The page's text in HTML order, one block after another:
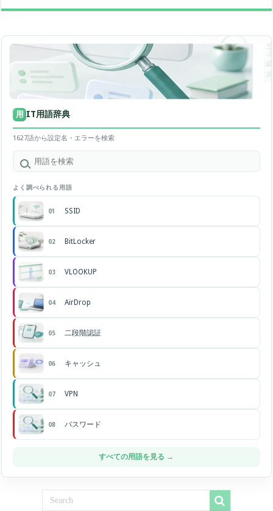
用 IT用語辞典
1627語から設定名・エラーを検索
よく調べられる用語
01 SSID
02 BitLocker
03 VLOOKUP
04 AirDrop
05 二段階認証
06 キャッシュ
07 VPN
08 パスワード
すべての用語を見る →